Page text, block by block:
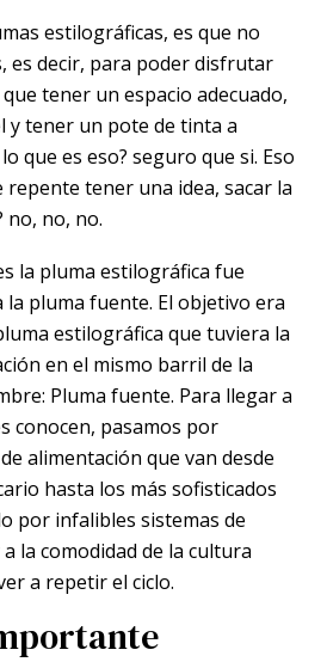
estilográficas, es que no
es decir, para poder disfrutar
tener un espacio adecuado,
y tener un pote de tinta a
que es eso? seguro que si. Eso
repente tener una idea, sacar la
no, no, no.
la pluma estilográfica fue
la pluma fuente. El objetivo era
estilográfica que tuviera la
en el mismo barril de la
Pluma fuente. Para llegar a
conocen, pasamos por
alimentación que van desde
hasta los más sofisticados
por infalibles sistemas de
la comodidad de la cultura
a repetir el ciclo.